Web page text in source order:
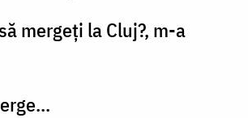
mergeți la Cluj?, m-a